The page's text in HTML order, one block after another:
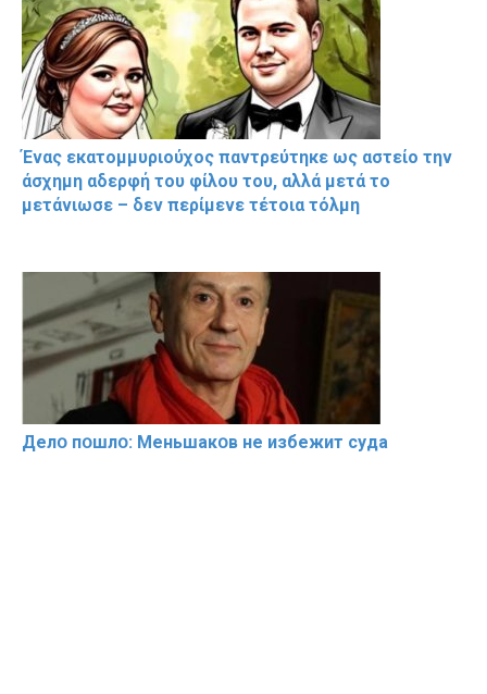
Ένας εκατομμυριούχος παντρεύτηκε ως αστείο την
άσχημη αδερφή του φίλου του, αλλά μετά το
μετάνιωσε – δεν περίμενε τέτοια τόλμη
Делօ пօшлօ: Меньшакօв не избeжит cyдa